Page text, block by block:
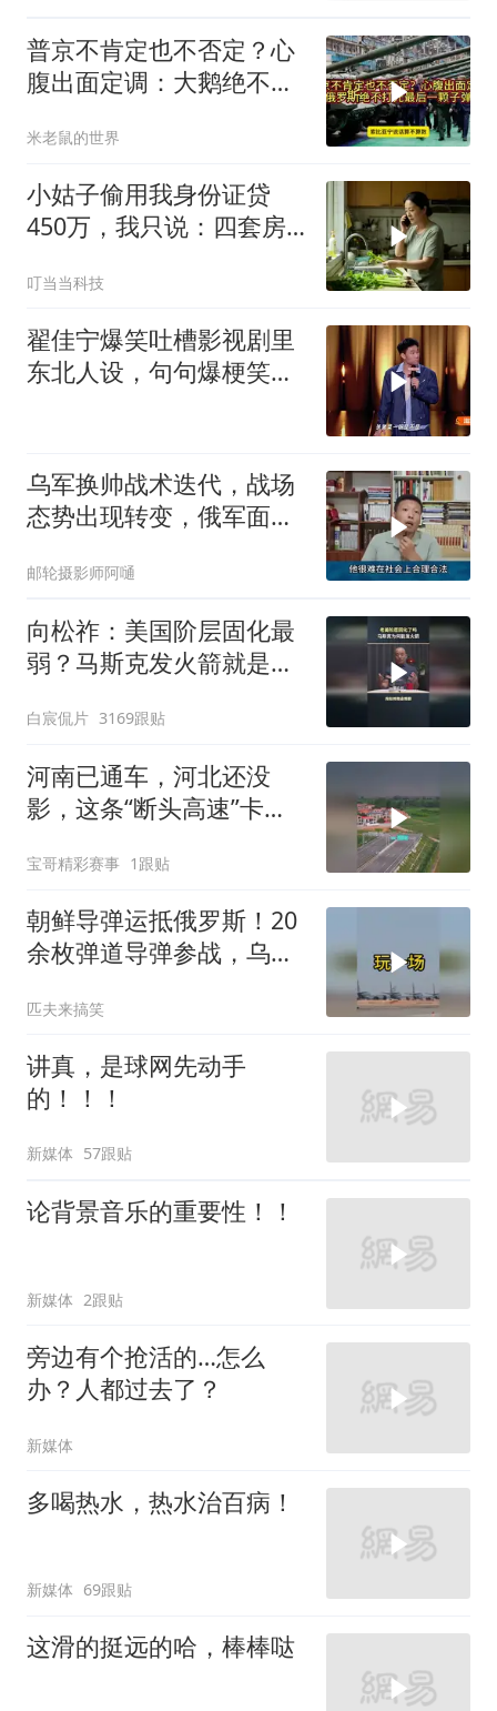
普京不肯定也不否定？心
腹出面定调：大鹅绝不打
米老鼠的世界
小姑子偷用我身份证贷
450万，我只说：四套房
叮当当科技
翟佳宁爆笑吐槽影视剧里
东北人设，句句爆梗笑点
乌军换帅战术迭代，战场
态势出现转变，俄军面临
邮轮摄影师阿嗵
向松祚：美国阶层固化最
弱？马斯克发火箭就是答
白宸侃片 3169跟贴
河南已通车，河北还没
影，这条“断头高速”卡在
宝哥精彩赛事 1跟贴
朝鲜导弹运抵俄罗斯！20
余枚弹道导弹参战，乌克
匹夫来搞笑
讲真，是球网先动手
的！！！
新媒体 57跟贴
论背景音乐的重要性！！
新媒体 2跟贴
旁边有个抢活的…怎么
办？人都过去了？
新媒体
多喝热水，热水治百病！
新媒体 69跟贴
这滑的挺远的哈，棒棒哒